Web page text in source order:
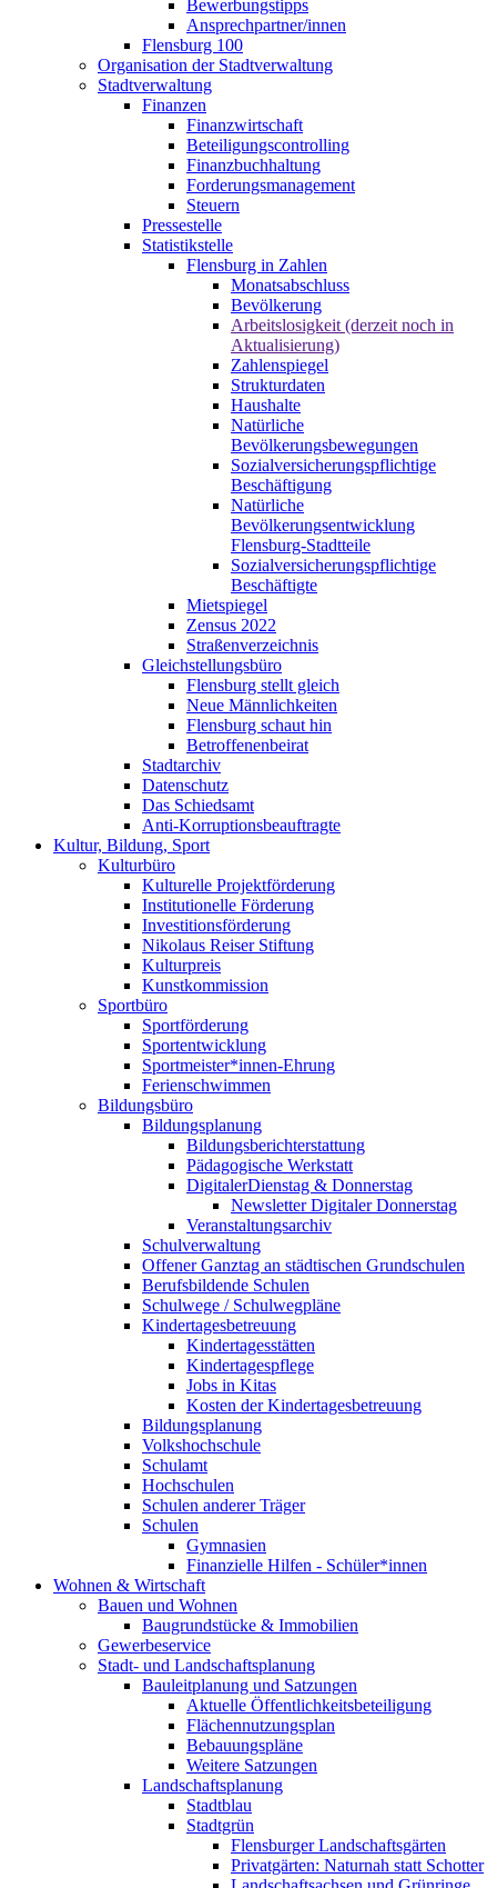
Bewerbungstipps
Ansprechpartner/innen
Flensburg 100
Organisation der Stadtverwaltung
Stadtverwaltung
Finanzen
Finanzwirtschaft
Beteiligungscontrolling
Finanzbuchhaltung
Forderungsmanagement
Steuern
Pressestelle
Statistikstelle
Flensburg in Zahlen
Monatsabschluss
Bevölkerung
Arbeitslosigkeit (derzeit noch in
Aktualisierung)
Zahlenspiegel
Strukturdaten
Haushalte
Natürliche
Bevölkerungsbewegungen
Sozialversicherungspflichtige
Beschäftigung
Natürliche
Bevölkerungsentwicklung
Flensburg-Stadtteile
Sozialversicherungspflichtige
Beschäftigte
Mietspiegel
Zensus 2022
Straßenverzeichnis
Gleichstellungsbüro
Flensburg stellt gleich
Neue Männlichkeiten
Flensburg schaut hin
Betroffenenbeirat
Stadtarchiv
Datenschutz
Das Schiedsamt
Anti-Korruptionsbeauftragte
Kultur, Bildung, Sport
Kulturbüro
Kulturelle Projektförderung
Institutionelle Förderung
Investitionsförderung
Nikolaus Reiser Stiftung
Kulturpreis
Kunstkommission
Sportbüro
Sportförderung
Sportentwicklung
Sportmeister*innen-Ehrung
Ferienschwimmen
Bildungsbüro
Bildungsplanung
Bildungsberichterstattung
Pädagogische Werkstatt
DigitalerDienstag & Donnerstag
Newsletter Digitaler Donnerstag
Veranstaltungsarchiv
Schulverwaltung
Offener Ganztag an städtischen Grundschulen
Berufsbildende Schulen
Schulwege / Schulwegpläne
Kindertagesbetreuung
Kindertagesstätten
Kindertagespflege
Jobs in Kitas
Kosten der Kindertagesbetreuung
Bildungsplanung
Volkshochschule
Schulamt
Hochschulen
Schulen anderer Träger
Schulen
Gymnasien
Finanzielle Hilfen - Schüler*innen
Wohnen & Wirtschaft
Bauen und Wohnen
Baugrundstücke & Immobilien
Gewerbeservice
Stadt- und Landschaftsplanung
Bauleitplanung und Satzungen
Aktuelle Öffentlichkeitsbeteiligung
Flächennutzungsplan
Bebauungspläne
Weitere Satzungen
Landschaftsplanung
Stadtblau
Stadtgrün
Flensburger Landschaftsgärten
Privatgärten: Naturnah statt Schotter